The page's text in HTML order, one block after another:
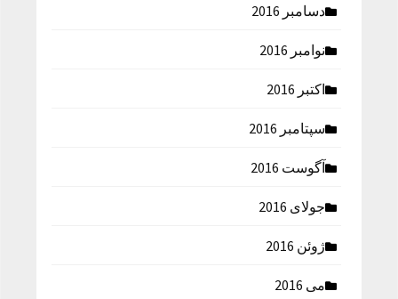
دسامبر 2016
نوامبر 2016
اکتبر 2016
سپتامبر 2016
آگوست 2016
جولای 2016
ژوئن 2016
می 2016